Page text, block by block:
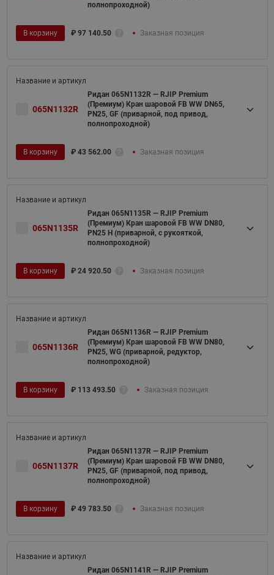
полнопроходной)
В корзину ₽ 97 140.50 Заказная позиция
065N1132R
Ридан 065N1132R — RJIP Premium
(Премиум) Кран шаровой FB WW DN65,
PN25, GF (приварной, под привод,
полнопроходной)
В корзину ₽ 43 562.00 Заказная позиция
065N1135R
Ридан 065N1135R — RJIP Premium
(Премиум) Кран шаровой FB WW DN80,
PN25 H (приварной, с рукояткой,
полнопроходной)
В корзину ₽ 24 920.50 Заказная позиция
065N1136R
Ридан 065N1136R — RJIP Premium
(Премиум) Кран шаровой FB WW DN80,
PN25, WG (приварной, редуктор,
полнопроходной)
В корзину ₽ 113 493.50 Заказная позиция
065N1137R
Ридан 065N1137R — RJIP Premium
(Премиум) Кран шаровой FB WW DN80,
PN25, GF (приварной, под привод,
полнопроходной)
В корзину ₽ 49 783.50 Заказная позиция
Ридан 065N1141R — RJIP Premium